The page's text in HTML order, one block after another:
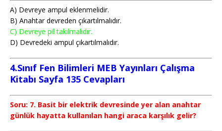
A) Devreye ampul eklenmelidir.
B) Anahtar devreden çıkartılmalıdır.
C) Devreye pil takılmalıdır.
D) Devredeki ampul çıkartılmalıdır.
4.Sınıf Fen Bilimleri MEB Yayınları Çalışma
Kitabı Sayfa 135 Cevapları
Soru: 7. Basit bir elektrik devresinde yer alan anahtar
günlük hayatta kullanı­lan hangi araca karşılık gelir?